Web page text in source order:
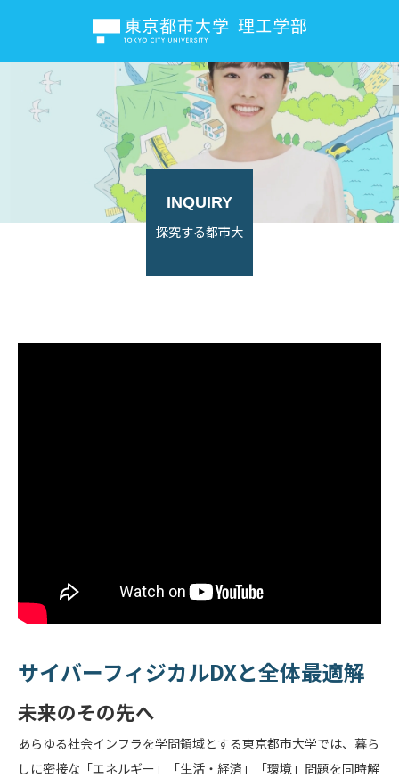
INQUIRY
探究する都市大
サイバーフィジカルDXと全体最適解
未来のその先へ
あらゆる社会インフラを学問領域とする東京都市大学では、暮ら
しに密接な「エネルギー」「生活・経済」「環境」問題を同時解